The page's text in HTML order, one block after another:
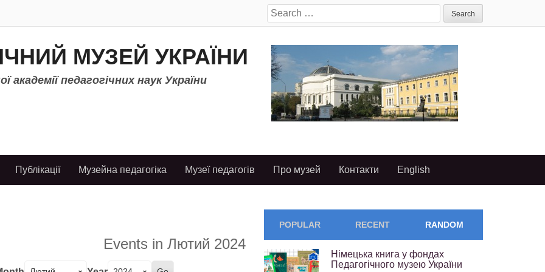
Search
for:
МУЗЕЙ УКРАЇНИ
академії педагогічних наук України
Публікації Музейна педагогіка Музеї педагогів Про музей Контакти English
Events in Лютий 2024
POPULAR RECENT RANDOM
Німецька книга у фондах
Педагогічного музею України